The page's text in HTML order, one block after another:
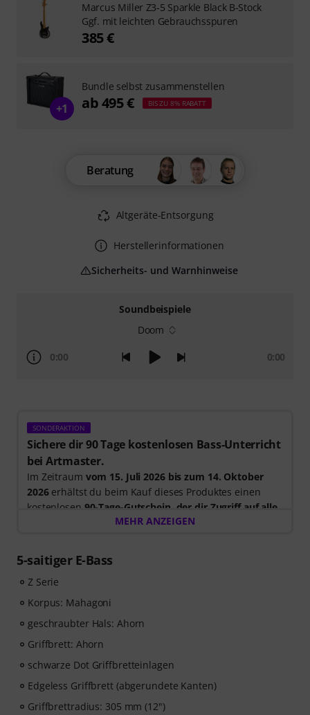
Soundbeispiele
Doom
0:00 0:00
SONDERAKTION
Sichere dir 90 Tage kostenlosen Bass-Unterricht
bei Artmaster.
Im Zeitraum vom 15. Juli 2026 bis zum 14. Oktober
2026erhältst du beim Kauf dieses Produktes einen
kostenlosen 90-Tage-Gutschein, der dir Zugriff auf alle
Artmaster-Kurse bietet– einschließlich des Bass-
dein Timing, deine Technik und deine musikalische
Kreativität zu stärken. ArtMaster.com – deine Online-
Plattform für Bass-Ausbildung und modernes
Musizieren. Bitte beachte, dass die Kurse nur in
ArtMaster.com – lerne direkt von dem renommierten
Bass-Dozenten Marek Bero, der für seinen
Meisterklasse und seine praktischen Übungen bekannt
ist, die jedem Bassisten weiterhelfen — vom Anfänger
MEHR ANZEIGEN
5-saitiger E-Bass
Z Serie
Korpus: Mahagoni
geschraubter Hals: Ahorn
Griffbrett: Ahorn
schwarze Dot Griffbretteinlagen
Edgeless Griffbrett (abgerundete Kanten)
Griffbrettradius: 305 mm (12")
Beratung
Altgeräte-Entsorgung
Herstellerinformationen
Sicherheits- und Warnhinweise
Marcus Miller Z3-5 Sparkle Black B-Stock
Ggf. mit leichten Gebrauchsspuren
385 €
+1
Bundle selbst zusammenstellen
ab 495 € BIS ZU 8% RABATT